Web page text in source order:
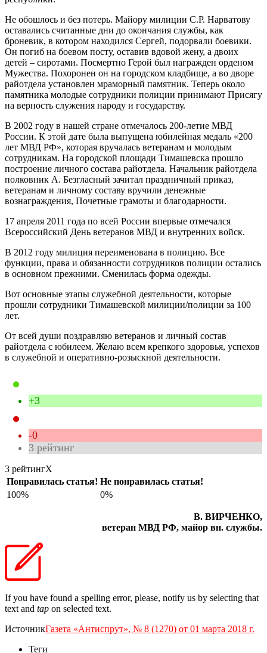
Не обошлось и без потерь. Майору милиции С.Р. Нарватову
оставались считанные дни до окончания службы, как
броневик, в котором находился Сергей, подорвали боевики.
Он погиб на боевом посту, оставив вдовой жену, а двоих
детей – сиротами. Посмертно Герой был награжден орденом
Мужества. Похоронен он на городском кладбище, а во дворе
райотдела установлен мраморный памятник. Теперь около
памятника молодые сотрудники полиции принимают Присягу
на верность служения народу и государству.
В 2002 году в нашей стране отмечалось 200-летие МВД
России. К этой дате была выпущена юбилейная медаль «200
лет МВД РФ», которая вручалась ветеранам и молодым
сотрудникам. На городской площади Тимашевска прошло
построение личного состава райотдела. Начальник райотдела
полковник А. Безгласный зачитал праздничный приказ,
ветеранам и личному составу вручили денежные
вознаграждения, Почетные грамоты и благодарности.
17 апреля 2011 года по всей России впервые отмечался
Всероссийский День ветеранов МВД и внутренних войск.
В 2012 году милиция переименована в полицию. Все
функции, права и обязанности сотрудников полиции остались
в основном прежними. Сменилась форма одежды.
Вот основные этапы служебной деятельности, которые
прошли сотрудники Тимашевской милиции/полиции за 100
лет.
От всей души поздравляю ветеранов и личный состав
райотдела с юбилеем. Желаю всем крепкого здоровья, успехов
в служебной и оперативно-розыскной деятельности.
+3
-0
3 рейтинг
3 рейтингX
Понравилась статья! Не понравилась статья!
100%
0%
В. ВИРЧЕНКО,
ветеран МВД РФ, майор вн. службы.
If you have found a spelling error, please, notify us by selecting that
text and tap on selected text.
ИсточникГазета «Антиспрут», № 8 (1270) от 01 марта 2018 г.
Теги